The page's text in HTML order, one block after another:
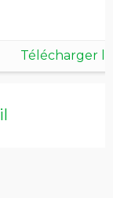
Télécharger le